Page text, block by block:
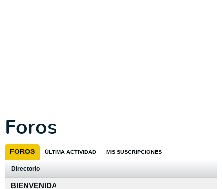
Foros
FOROS ÚLTIMA ACTIVIDAD MIS SUSCRIPCIONES
Directorio
BIENVENIDA